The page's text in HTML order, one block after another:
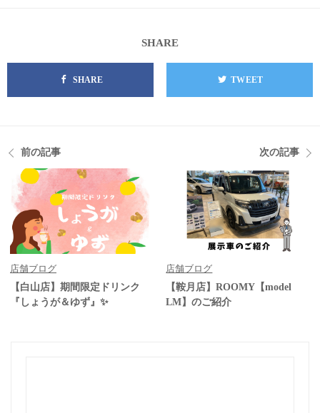
SHARE
SHARE TWEET
前の記事
店舗ブログ
【白山店】期間限定ドリンク
『しょうが＆ゆず』✨
次の記事
店舗ブログ
【鞍月店】ROOMY【model
LM】のご紹介